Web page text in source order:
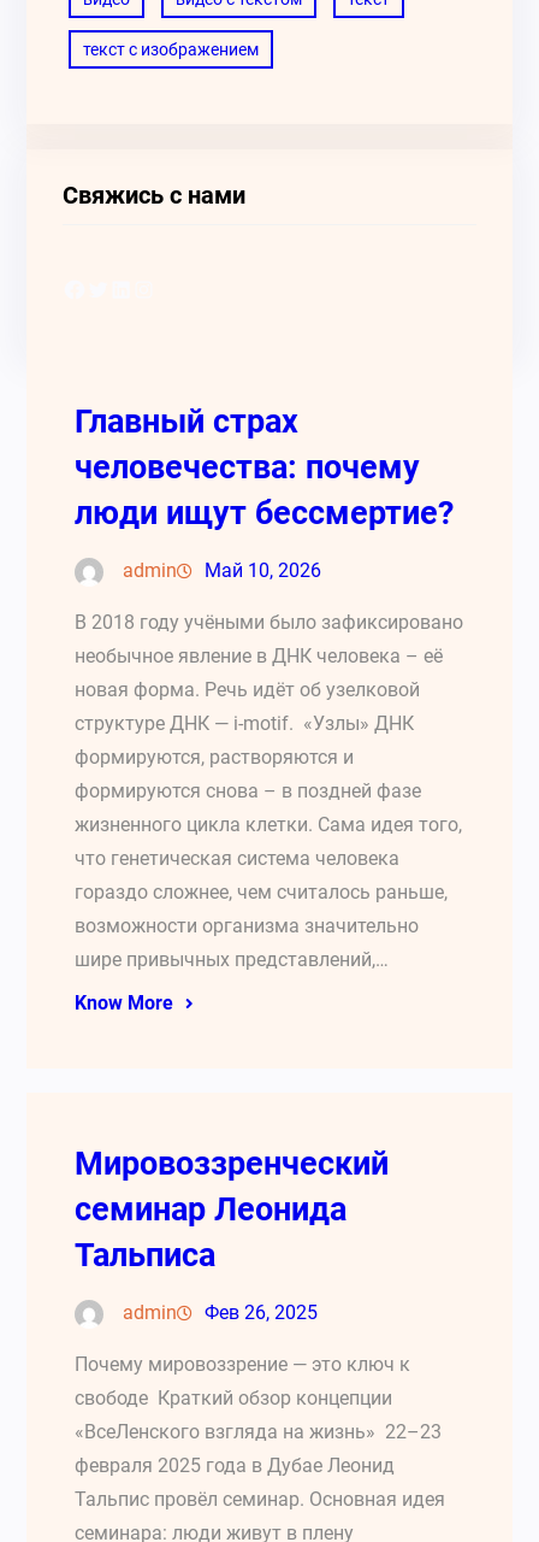
текст с изображением
Свяжись с нами
Главный страх
человечества: почему
люди ищут бессмертие?
admin Май 10, 2026
В 2018 году учёными было зафиксировано
необычное явление в ДНК человека – её
новая форма. Речь идёт об узелковой
структуре ДНК — i-motif. «Узлы» ДНК
формируются, растворяются и
формируются снова – в поздней фазе
жизненного цикла клетки. Сама идея того,
что генетическая система человека
гораздо сложнее, чем считалось раньше,
возможности организма значительно
шире привычных представлений,…
Know More
Мировоззренческий
семинар Леонида
Тальписа
admin Фев 26, 2025
Почему мировоззрение — это ключ к
свободе Краткий обзор концепции
«ВсеЛенского взгляда на жизнь» 22–23
февраля 2025 года в Дубае Леонид
Тальпис провёл семинар. Основная идея
семинара: люди живут в плену